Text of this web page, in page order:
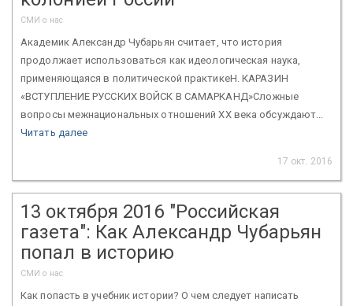
СМИ о нас
Академик Александр Чубарьян считает, что история
продолжает использоваться как идеологическая наука,
применяющаяся в политической практикеН. КАРАЗИН
«ВСТУПЛЕНИЕ РУССКИХ ВОЙСК В САМАРКАНД»Сложные
вопросы межнациональных отношений ХХ века обсуждают...
Читать далее
17 окт. 2016
13 октября 2016 "Российская
газета": Как Александр Чубарьян
попал в историю
СМИ о нас
Как попасть в учебник истории? О чем следует написать